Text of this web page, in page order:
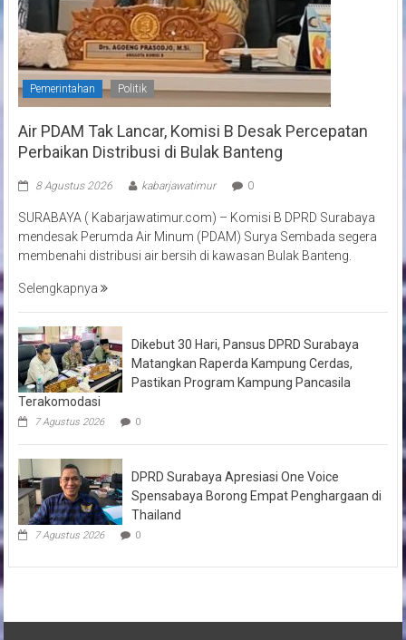
Pemerintahan Politik
Air PDAM Tak Lancar, Komisi B Desak Percepatan
Perbaikan Distribusi di Bulak Banteng
8 Agustus 2026 kabarjawatimur 0
SURABAYA ( Kabarjawatimur.com) – Komisi B DPRD Surabaya
mendesak Perumda Air Minum (PDAM) Surya Sembada segera
membenahi distribusi air bersih di kawasan Bulak Banteng.
Selengkapnya
Dikebut 30 Hari, Pansus DPRD Surabaya
Matangkan Raperda Kampung Cerdas,
Pastikan Program Kampung Pancasila
Terakomodasi
7 Agustus 2026 0
DPRD Surabaya Apresiasi One Voice
Spensabaya Borong Empat Penghargaan di
Thailand
7 Agustus 2026 0